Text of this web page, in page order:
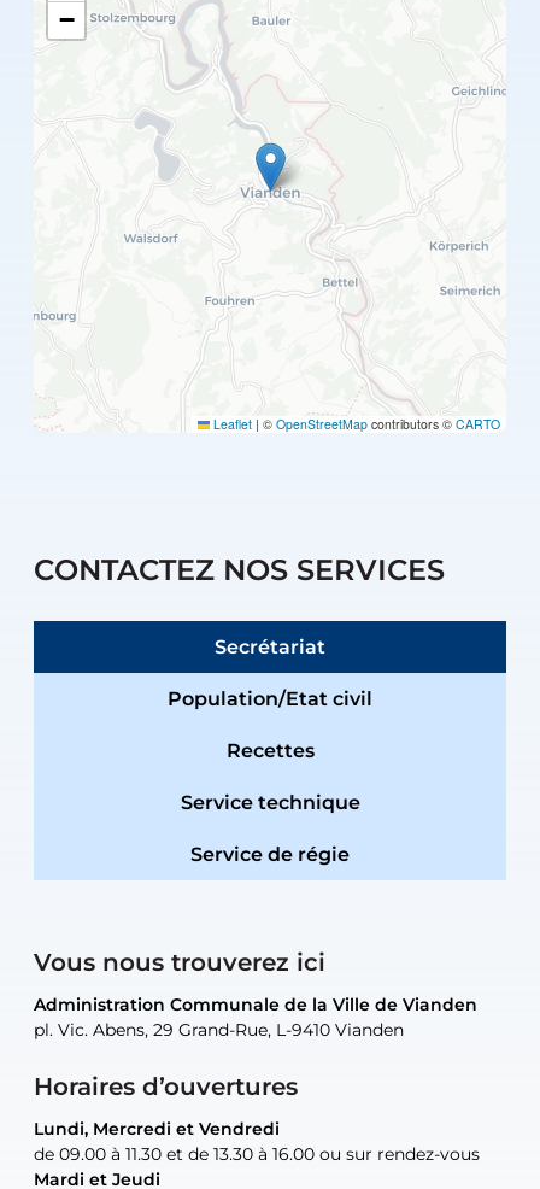
−
Leaflet | © OpenStreetMap contributors © CARTO
CONTACTEZ NOS SERVICES
Secrétariat
Population/Etat civil
Recettes
Service technique
Service de régie
Vous nous trouverez ici
Administration Communale de la Ville de Vianden
pl. Vic. Abens, 29 Grand-Rue, L-9410 Vianden
Horaires d’ouvertures
Lundi, Mercredi et Vendredi
de 09.00 à 11.30 et de 13.30 à 16.00 ou sur rendez-vous
Mardi et Jeudi
Administration Communale de la Ville de Vianden
pl. Vic. Abens, 29 Grand-Rue, L-9410 Vianden
Lundi, Mercredi et Vendredi
de 09.00 à 11.30 et de 13.30 à 16.00 ou sur rendez-vous
Mardi et Jeudi
Administration Communale de la Ville de Vianden
pl. Vic. Abens, 29 Grand-Rue, L-9410 Vianden
uniquement sur rendez-vous
Administration Communale de la Ville de Vianden
pl. Vic. Abens, 29 Grand-Rue, L-9410 Vianden
uniquement sur rendez-vous
Atelier Communal de la Ville de Vianden
30, rue Neugarten, L-9422 Vianden
uniquement sur rendez-vous